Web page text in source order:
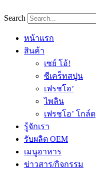
to
Search
หน้าแรก
สินค้า
เซย์ โอ้!
ซีเคร็ทสปูน
เฟรชโอ’
ไพลิน
เฟรชโอ’ โกล์ด
รู้จักเรา
รับผลิต OEM
เมนูอาหาร
ข่าวสาร/กิจกรรม